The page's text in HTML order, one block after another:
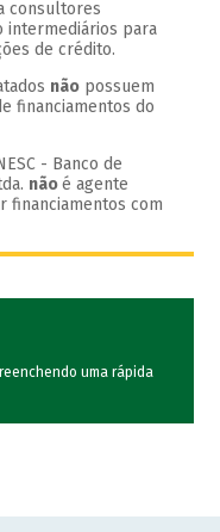
consultores
intermediários para
de crédito.
não possuem
financiamentos do
- Banco de
nãoé agente
financiamentos com
uma rápida